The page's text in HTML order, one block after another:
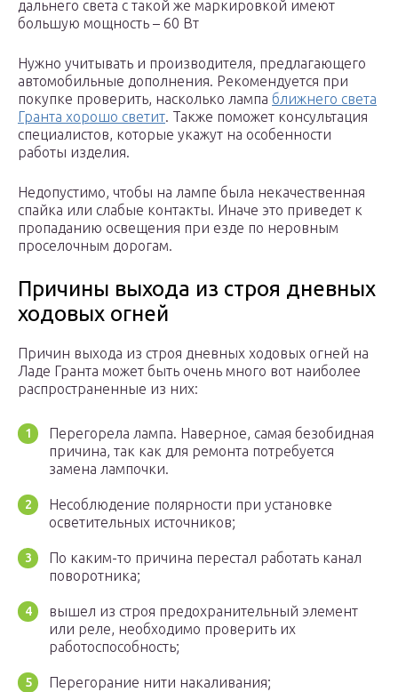
дальнего света с такой же маркировкой имеют
большую мощность – 60 Вт
Нужно учитывать и производителя, предлагающего
автомобильные дополнения. Рекомендуется при
покупке проверить, насколько лампа ближнего света
Гранта хорошо светит. Также поможет консультация
специалистов, которые укажут на особенности
работы изделия.
Недопустимо, чтобы на лампе была некачественная
спайка или слабые контакты. Иначе это приведет к
пропаданию освещения при езде по неровным
проселочным дорогам.
Причины выхода из строя дневных
ходовых огней
Причин выхода из строя дневных ходовых огней на
Ладе Гранта может быть очень много вот наиболее
распространенные из них:
Перегорела лампа. Наверное, самая безобидная
причина, так как для ремонта потребуется
замена лампочки.
Несоблюдение полярности при установке
осветительных источников;
По каким-то причина перестал работать канал
поворотника;
вышел из строя предохранительный элемент
или реле, необходимо проверить их
работоспособность;
Перегорание нити накаливания;